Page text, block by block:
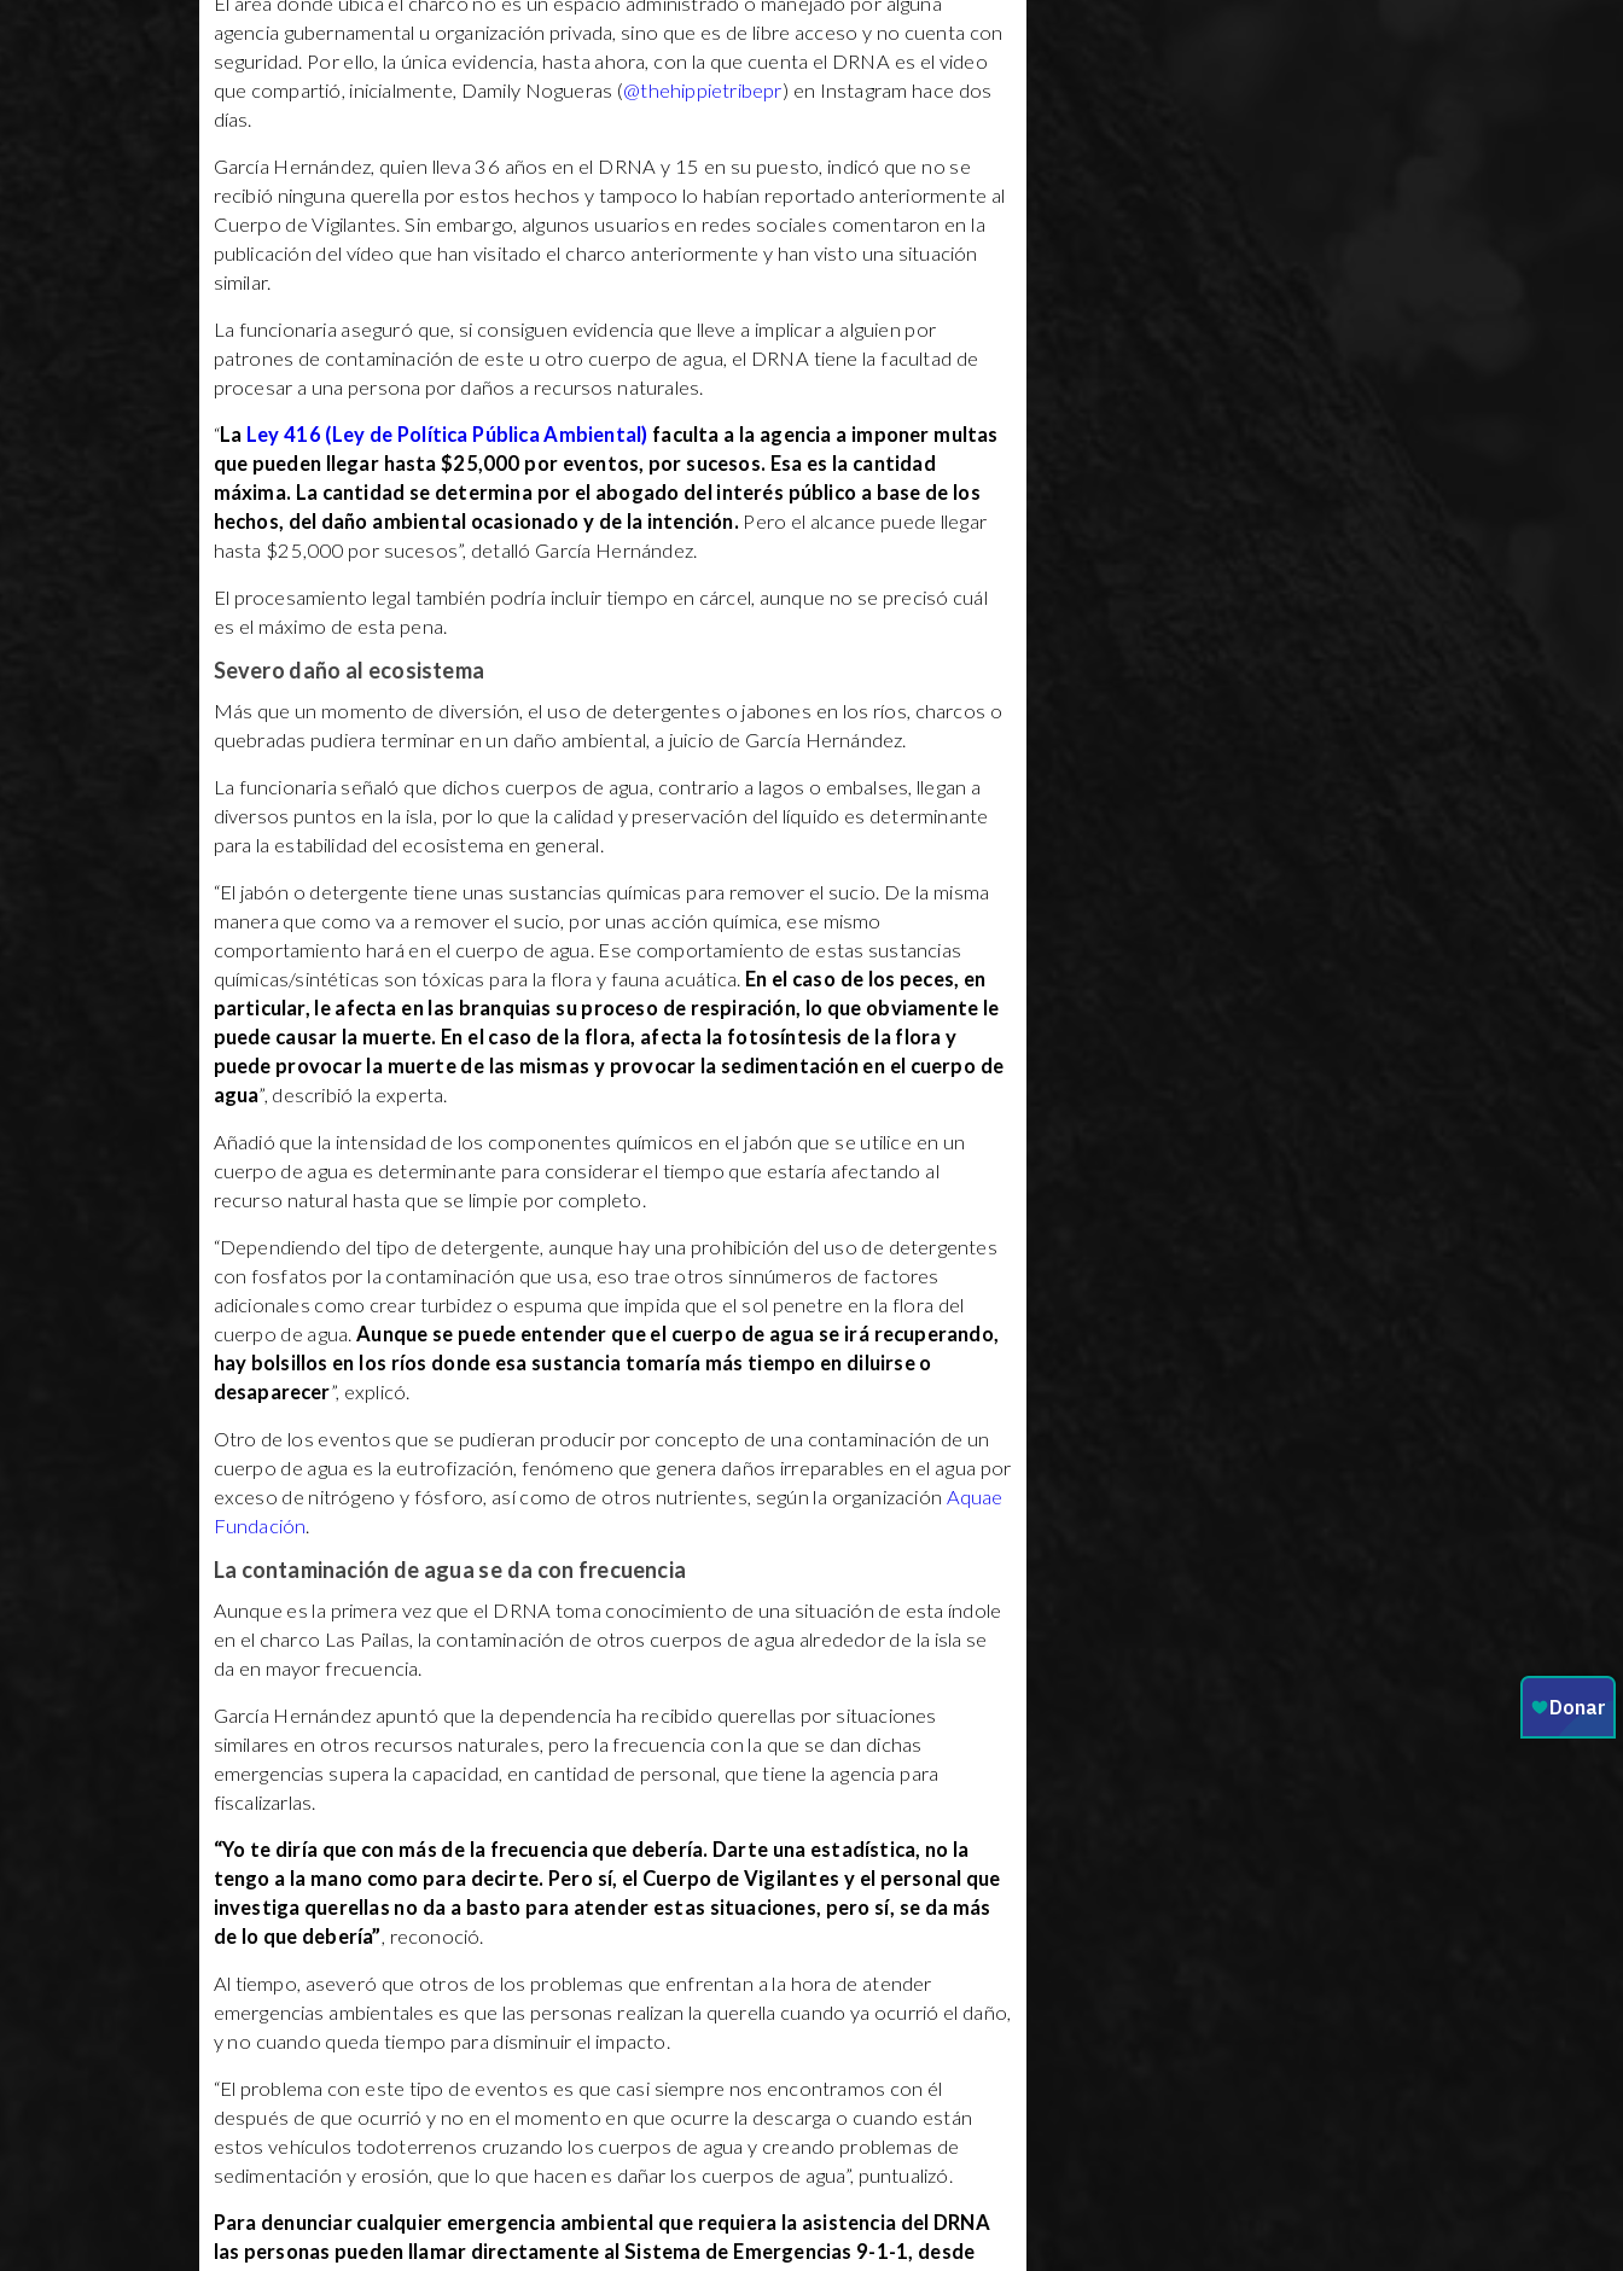
agencia gubernamental u organización privada, sino que es de libre acceso y no cuenta con
seguridad. Por ello, la única evidencia, hasta ahora, con la que cuenta el DRNA es el video
que compartió, inicialmente, Damily Nogueras (@thehippietribepr) en Instagram hace dos
días.
García Hernández, quien lleva 36 años en el DRNA y 15 en su puesto, indicó que no se
recibió ninguna querella por estos hechos y tampoco lo habían reportado anteriormente al
Cuerpo de Vigilantes. Sin embargo, algunos usuarios en redes sociales comentaron en la
publicación del vídeo que han visitado el charco anteriormente y han visto una situación
similar.
La funcionaria aseguró que, si consiguen evidencia que lleve a implicar a alguien por
patrones de contaminación de este u otro cuerpo de agua, el DRNA tiene la facultad de
procesar a una persona por daños a recursos naturales.
“La Ley 416 (Ley de Política Pública Ambiental) faculta a la agencia a imponer multas
que pueden llegar hasta $25,000 por eventos, por sucesos. Esa es la cantidad
máxima. La cantidad se determina por el abogado del interés público a base de los
hechos, del daño ambiental ocasionado y de la intención. Pero el alcance puede llegar
hasta $25,000 por sucesos”, detalló García Hernández.
El procesamiento legal también podría incluir tiempo en cárcel, aunque no se precisó cuál
es el máximo de esta pena.
Severo daño al ecosistema
Más que un momento de diversión, el uso de detergentes o jabones en los ríos, charcos o
quebradas pudiera terminar en un daño ambiental, a juicio de García Hernández.
La funcionaria señaló que dichos cuerpos de agua, contrario a lagos o embalses, llegan a
diversos puntos en la isla, por lo que la calidad y preservación del líquido es determinante
para la estabilidad del ecosistema en general.
“El jabón o detergente tiene unas sustancias químicas para remover el sucio. De la misma
manera que como va a remover el sucio, por unas acción química, ese mismo
comportamiento hará en el cuerpo de agua. Ese comportamiento de estas sustancias
químicas/sintéticas son tóxicas para la flora y fauna acuática. En el caso de los peces, en
particular, le afecta en las branquias su proceso de respiración, lo que obviamente le
puede causar la muerte. En el caso de la flora, afecta la fotosíntesis de la flora y
puede provocar la muerte de las mismas y provocar la sedimentación en el cuerpo de
agua”, describió la experta.
Añadió que la intensidad de los componentes químicos en el jabón que se utilice en un
cuerpo de agua es determinante para considerar el tiempo que estaría afectando al
recurso natural hasta que se limpie por completo.
“Dependiendo del tipo de detergente, aunque hay una prohibición del uso de detergentes
con fosfatos por la contaminación que usa, eso trae otros sinnúmeros de factores
adicionales como crear turbidez o espuma que impida que el sol penetre en la flora del
cuerpo de agua. Aunque se puede entender que el cuerpo de agua se irá recuperando,
hay bolsillos en los ríos donde esa sustancia tomaría más tiempo en diluirse o
desaparecer”, explicó.
Otro de los eventos que se pudieran producir por concepto de una contaminación de un
cuerpo de agua es la eutrofización, fenómeno que genera daños irreparables en el agua por
exceso de nitrógeno y fósforo, así como de otros nutrientes, según la organización Aquae
Fundación.
La contaminación de agua se da con frecuencia
Aunque es la primera vez que el DRNA toma conocimiento de una situación de esta índole
en el charco Las Pailas, la contaminación de otros cuerpos de agua alrededor de la isla se
da en mayor frecuencia.
García Hernández apuntó que la dependencia ha recibido querellas por situaciones
similares en otros recursos naturales, pero la frecuencia con la que se dan dichas
emergencias supera la capacidad, en cantidad de personal, que tiene la agencia para
fiscalizarlas.
“Yo te diría que con más de la frecuencia que debería. Darte una estadística, no la
tengo a la mano como para decirte. Pero sí, el Cuerpo de Vigilantes y el personal que
investiga querellas no da a basto para atender estas situaciones, pero sí, se da más
de lo que debería”, reconoció.
Al tiempo, aseveró que otros de los problemas que enfrentan a la hora de atender
emergencias ambientales es que las personas realizan la querella cuando ya ocurrió el daño,
y no cuando queda tiempo para disminuir el impacto.
“El problema con este tipo de eventos es que casi siempre nos encontramos con él
después de que ocurrió y no en el momento en que ocurre la descarga o cuando están
estos vehículos todoterrenos cruzando los cuerpos de agua y creando problemas de
sedimentación y erosión, que lo que hacen es dañar los cuerpos de agua”, puntualizó.
Para denunciar cualquier emergencia ambiental que requiera la asistencia del DRNA
las personas pueden llamar directamente al Sistema de Emergencias 9-1-1, desde